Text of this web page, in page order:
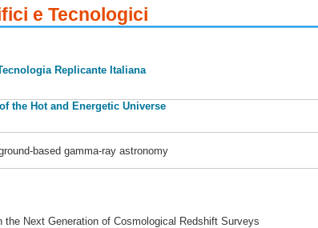
e Tecnologici
Replicante Italiana
the Hot and Energetic Universe
based gamma-ray astronomy
the Next Generation of Cosmological Redshift Surveys